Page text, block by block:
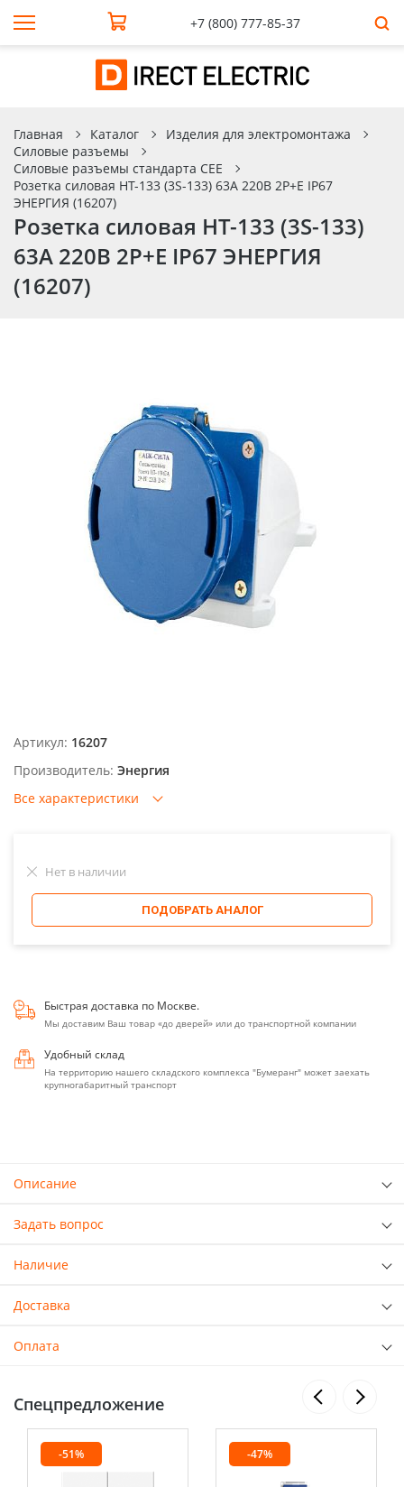
+7 (800) 777-85-37
Главная Каталог
Изделия для электромонтажа
Силовые разъемы
Силовые разъемы стандарта CEE
Розетка силовая НТ-133 (3S-133) 63A 220В 2Р+Е IP67
ЭНЕРГИЯ (16207)
Розетка силовая НТ-133 (3S-133)
63A 220В 2Р+Е IP67 ЭНЕРГИЯ
(16207)
Артикул: 16207
Производитель: Энергия
Все характеристики
Нет в наличии
ПОДОБРАТЬ АНАЛОГ
Быстрая доставка по Москве.
Мы доставим Ваш товар «до дверей» или до транспортной компании
Удобный склад
На территорию нашего складского комплекса "Бумеранг" может заехать
крупногабаритный транспорт
Описание
Задать вопрос
Наличие
Доставка
Оплата
Спецпредложение
-51% -47%